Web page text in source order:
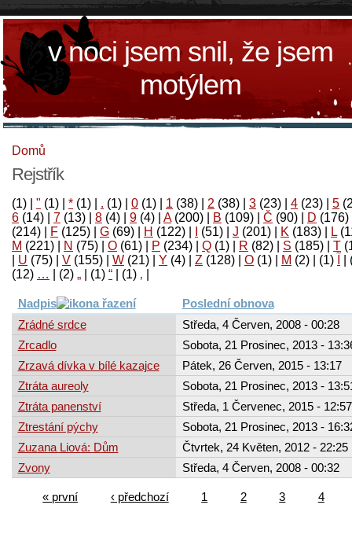
v noci jsem snil, že jsem
motýlem
Domů
Rejstřík
(1) " (1) * (1) . (1) 0 (1) 1 (38) 2 (38) 3 (23) 4 (23) 5
6 (14) 7 (13) 8 (4) 9 (4) A(200) B (109) Č (90) D (176)
(214)
F (125) G (69) H (122) (51) J (201) K (183) L
M (221) N (75) O (61) P (234) Q (1) R (82) S (185) T
U (75) V (155) W (21) Y (4) Z (128) Ο (1) М (2)
(1)
‚
(1)
“
(1)
„
(2)
…
(12)
Nadpis
Poslední obnova
Zrádné srdce
Středa, 4 Červen, 2008 - 00:28
Zrcadlo
Sobota, 21 Prosinec, 2013 -
Zrzavá dívka v bílé kazajce
Pátek, 26 Červen, 2015 - 13:17
Ztráta aureoly
Sobota, 21 Prosinec, 2013 -
Ztráta panenství
Středa, 1 Červenec, 2015 - 12:57
Ztrestání pýchy
Sobota, 21 Prosinec, 2013 -
Zuzana Liová: Dům
Čtvrtek, 24 Květen, 2012 - 22:25
Zvony
Středa, 4 Červen, 2008 - 00:32
« první ‹ předchozí 1 2 3 4